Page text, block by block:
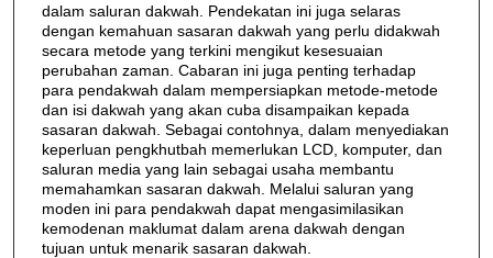
dalam saluran dakwah. Pendekatan ini juga selaras
dengan kemahuan sasaran dakwah yang perlu didakwah
secara metode yang terkini mengikut kesesuaian
perubahan zaman. Cabaran ini juga penting terhadap
para pendakwah dalam mempersiapkan metode-metode
dan isi dakwah yang akan cuba disampaikan kepada
sasaran dakwah. Sebagai contohnya, dalam menyediakan
keperluan pengkhutbah memerlukan LCD, komputer, dan
saluran media yang lain sebagai usaha membantu
memahamkan sasaran dakwah. Melalui saluran yang
moden ini para pendakwah dapat mengasimilasikan
kemodenan maklumat dalam arena dakwah dengan
tujuan untuk menarik sasaran dakwah.